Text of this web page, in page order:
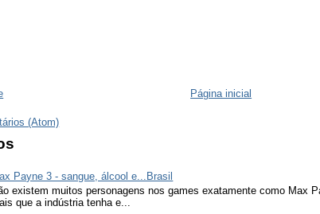
Página inicial
(Atom)
Payne 3 - sangue, álcool e...Brasil
existem muitos personagens nos games exatamente como Max
que a indústria tenha e...